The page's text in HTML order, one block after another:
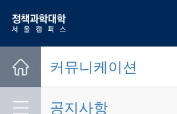
한양대학교
커뮤니케이션
공지사항